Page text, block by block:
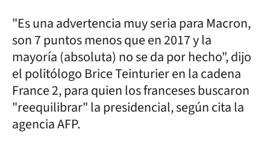
"Es una advertencia muy seria para Macron,
son 7 puntos menos que en 2017 y la
mayoría (absoluta) no se da por hecho", dijo
el politólogo Brice Teinturier en la cadena
France 2, para quien los franceses buscaron
"reequilibrar" la presidencial, según cita la
agencia AFP.